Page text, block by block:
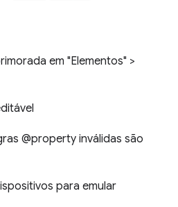
em "Elementos" >
@property inválidas são
para emular